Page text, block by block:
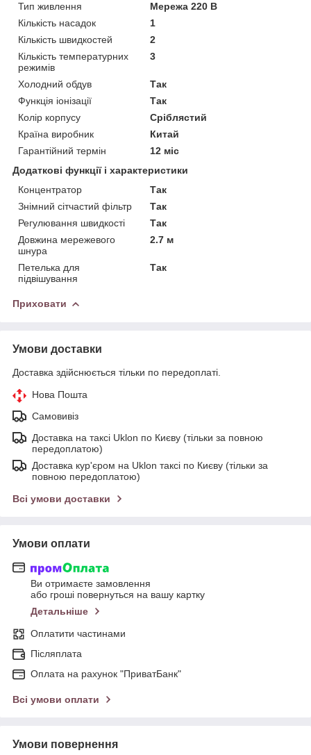
Тип живлення
Мережа 220 В
Кількість насадок
1
Кількість швидкостей
2
Кількість температурних
режимів
3
Холодний обдув
Так
Функція іонізації
Так
Колір корпусу
Сріблястий
Країна виробник
Китай
Гарантійний термін
12 міс
Додаткові функції і характеристики
Концентратор
Так
Знімний сітчастий фільтр
Так
Регулювання швидкості
Так
Довжина мережевого
шнура
2.7 м
Петелька для
підвішування
Так
Приховати
Умови доставки
Доставка здійснюється тільки по передоплаті.
Нова Пошта
Самовивіз
Доставка на таксі Uklon по Києву (тільки за повною
передоплатою)
Доставка кур'єром на Uklon таксі по Києву (тільки за
повною передоплатою)
Всі умови доставки
Умови оплати
Ви отримаєте замовлення
або гроші повернуться на вашу картку
Детальніше
Оплатити частинами
Післяплата
Оплата на рахунок "ПриватБанк"
Всі умови оплати
Умови повернення